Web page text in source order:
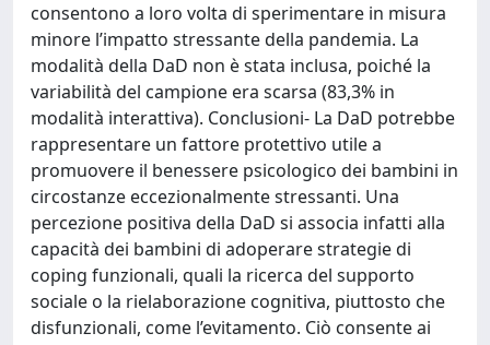
consentono a loro volta di sperimentare in misura
minore l’impatto stressante della pandemia. La
modalità della DaD non è stata inclusa, poiché la
variabilità del campione era scarsa (83,3% in
modalità interattiva). Conclusioni- La DaD potrebbe
rappresentare un fattore protettivo utile a
promuovere il benessere psicologico dei bambini in
circostanze eccezionalmente stressanti. Una
percezione positiva della DaD si associa infatti alla
capacità dei bambini di adoperare strategie di
coping funzionali, quali la ricerca del supporto
sociale o la rielaborazione cognitiva, piuttosto che
disfunzionali, come l’evitamento. Ciò consente ai